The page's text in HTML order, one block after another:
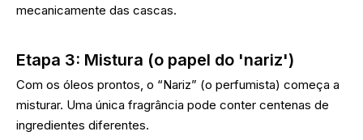
mecanicamente das cascas.
Etapa 3: Mistura (o papel do 'nariz')
Com os óleos prontos, o “Nariz” (o perfumista) começa a
misturar. Uma única fragrância pode conter centenas de
ingredientes diferentes.